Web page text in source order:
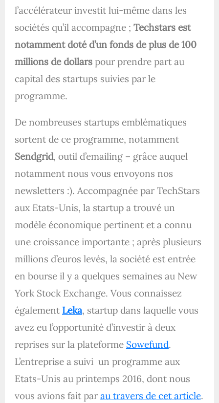
l’accélérateur investit lui-même dans les
sociétés qu’il accompagne ; Techstars est
notamment doté d’un fonds de plus de 100
millions de dollars pour prendre part au
capital des startups suivies par le
programme.
De nombreuses startups emblématiques
sortent de ce programme, notamment
Sendgrid, outil d’emailing – grâce auquel
notamment nous vous envoyons nos
newsletters :). Accompagnée par TechStars
aux Etats-Unis, la startup a trouvé un
modèle économique pertinent et a connu
une croissance importante ; après plusieurs
millions d’euros levés, la société est entrée
en bourse il y a quelques semaines au New
York Stock Exchange. Vous connaissez
également Leka, startup dans laquelle vous
avez eu l’opportunité d’investir à deux
reprises sur la plateforme Sowefund.
L’entreprise a suivi un programme aux
Etats-Unis au printemps 2016, dont nous
vous avions fait par au travers de cet article.